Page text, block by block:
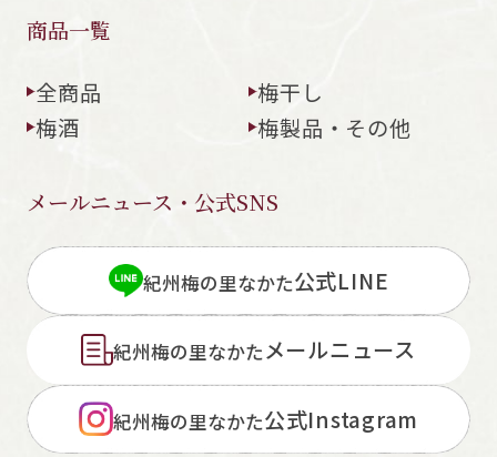
商品一覧
全商品
梅干し
梅酒
梅製品・その他
メールニュース・公式SNS
紀州梅の里なかた公式LINE
紀州梅の里なかたメールニュース
紀州梅の里なかた公式Instagram